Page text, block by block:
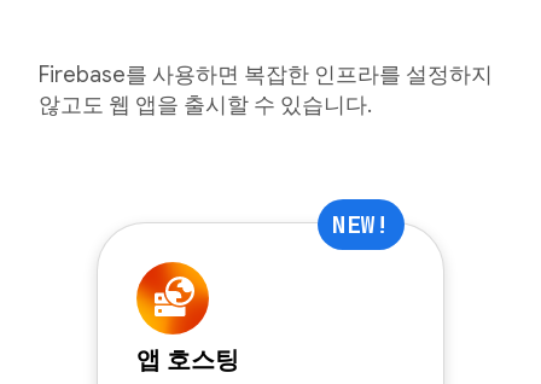
Firebase를 사용하면 복잡한 인프라를 설정하지
않고도 웹 앱을 출시할 수 있습니다.
NEW!
앱 호스팅